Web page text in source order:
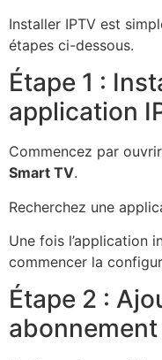
Installer IPTV est
étapes ci-dessous.
Étape 1 :
application
Commencez par
Smart TV.
Recherchez une
Une fois l’application
commencer la
Étape 2 :
abonnement